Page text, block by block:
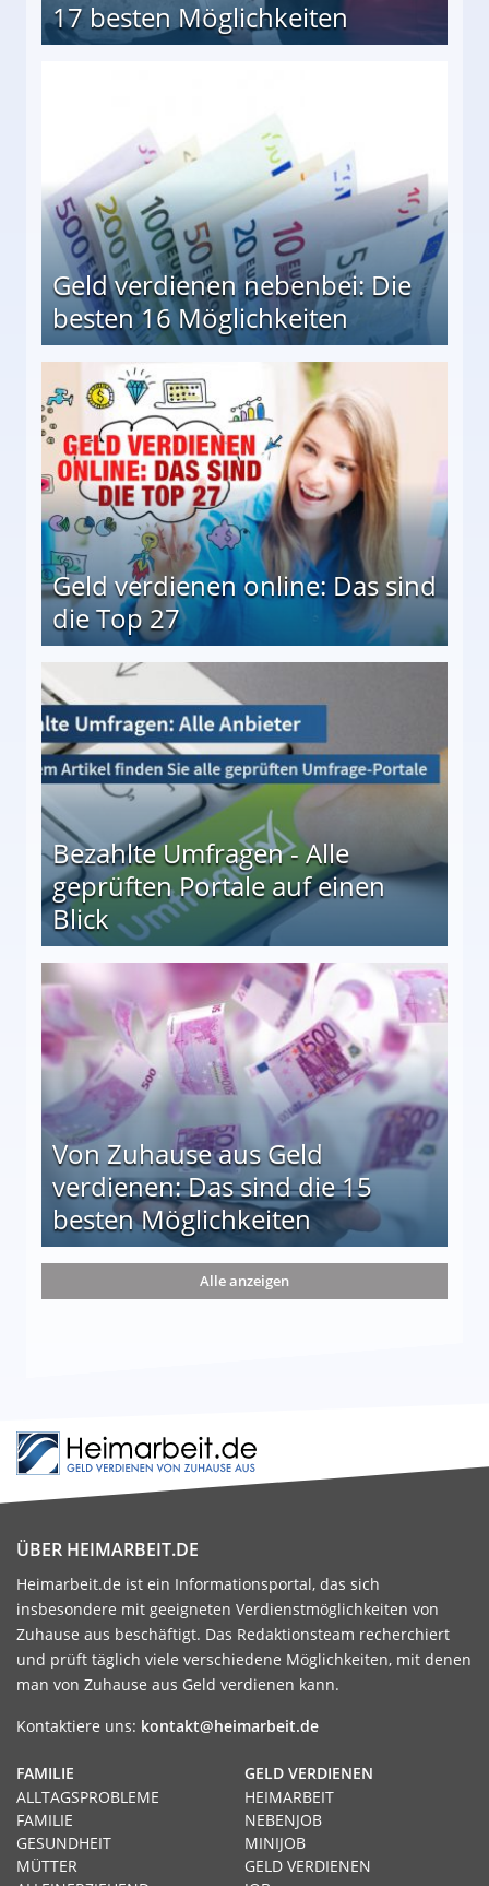
17 besten Möglichkeiten
Geld verdienen nebenbei: Die
besten 16 Möglichkeiten
Geld verdienen online: Das sind
die Top 27
Bezahlte Umfragen - Alle
geprüften Portale auf einen
Blick
auf einen Blick
Von Zuhause aus Geld
verdienen: Das sind die 15
besten Möglichkeiten
die 15 besten Möglichkeiten
Alle anzeigen
ÜBER HEIMARBEIT.DE
Heimarbeit.de ist ein Informationsportal, das sich
insbesondere mit geeigneten Verdienstmöglichkeiten von
Zuhause aus beschäftigt. Das Redaktionsteam recherchiert
und prüft täglich viele verschiedene Möglichkeiten, mit denen
man von Zuhause aus Geld verdienen kann.
Kontaktiere uns: kontakt@heimarbeit.de
GELD VERDIENEN
HEIMARBEIT
NEBENJOB
MINIJOB
GELD VERDIENEN
FAMILIE
ALLTAGSPROBLEME
FAMILIE
GESUNDHEIT
MÜTTER